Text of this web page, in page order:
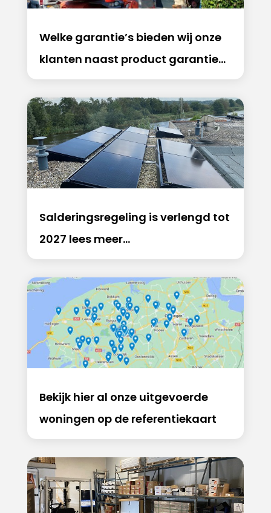
Welke garantie’s bieden wij onze
klanten naast product garantie…
Salderingsregeling is verlengd tot
2027 lees meer…
Bekijk hier al onze uitgevoerde
woningen op de referentiekaart